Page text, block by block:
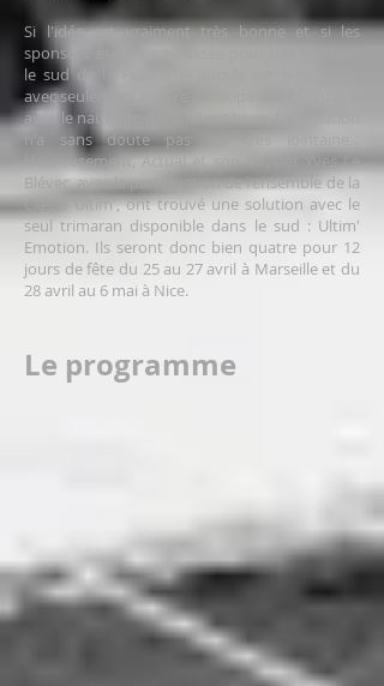
Si l'idée est vraiment très bonne et si les
sponsors étaient intéressés pour des RP dans
le sud de la France, le succès est très limité,
avec seulement quatre participants ! Et encore,
avec le naufrage d'Actual cet hiver, l'annulation
n'a sans doute pas été très lointaine...
Heureusement, Actual et son skipper Yves Le
Blévec, avec la participation de l'ensemble de la
Classe Ultim', ont trouvé une solution avec le
seul trimaran disponible dans le sud : Ultim'
Emotion. Ils seront donc bien quatre pour 12
jours de fête du 25 au 27 avril à Marseille et du
28 avril au 6 mai à Nice.
Le programme